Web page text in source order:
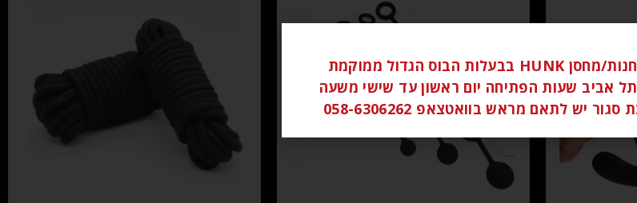
לקוחות נכבדים החנות/מחסן HUNK בבעלות הבוס הגדול ממוקמת
ברחוב בנבנשתי 6 תל אביב שעות הפתיחה יום ראשון עד שישי משעה